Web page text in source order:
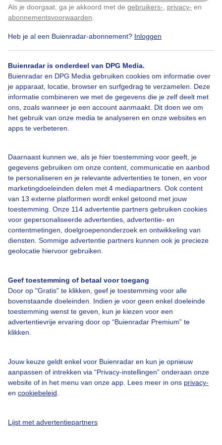
Als je doorgaat, ga je akkoord met de gebruikers- privacy- en
abonnementsvoorwaarden
Heb je al een Buienradar-abonnement? Inloggen
Buienradar is onderdeel van DPG Media.
Buienradar en DPG Media gebruiken cookies om informatie over
je apparaat, locatie, browser en surfgedrag te verzamelen. Deze
informatie combineren we met de gegevens die je zelf deelt met
ons, zoals wanneer je een account aanmaakt. Dit doen we om
het gebruik van onze media te analyseren en onze websites en
apps te verbeteren.
Daarnaast kunnen we, als je hier toestemming voor geeft, je
gegevens gebruiken om onze content, communicatie en aanbod
te personaliseren en je relevante advertenties te tonen, en voor
marketingdoeleinden delen met 4 mediapartners. Ook content
van 13 externe platformen wordt enkel getoond met jouw
toestemming. Onze 114 advertentie partners gebruiken cookies
voor gepersonaliseerde advertenties, advertentie- en
contentmetingen, doelgroepenonderzoek en ontwikkeling van
diensten. Sommige advertentie partners kunnen ook je precieze
geolocatie hiervoor gebruiken.
Geef toestemming of betaal voor toegang
Door op "Gratis" te klikken, geef je toestemming voor alle
bovenstaande doeleinden. Indien je voor geen enkel doeleinde
toestemming wenst te geven, kun je kiezen voor een
advertentievrije ervaring door op “Buienradar Premium” te
klikken.
Jouw keuze geldt enkel voor Buienradar en kun je opnieuw
aanpassen of intrekken via “Privacy-instellingen” onderaan onze
website of in het menu van onze app. Lees meer in ons privacy-
en cookiebeleid
Lijst met advertentiepartners
voorjaarsweer vandaag.
Raapzaadbloemen Zon Wolken
Bekijk slideshow
Bedrijfsgegevens
Veelgestelde vragen
Contact
Adverteren
Buienradar Team
Cookie beleid
Klik hierom dit aan te passen